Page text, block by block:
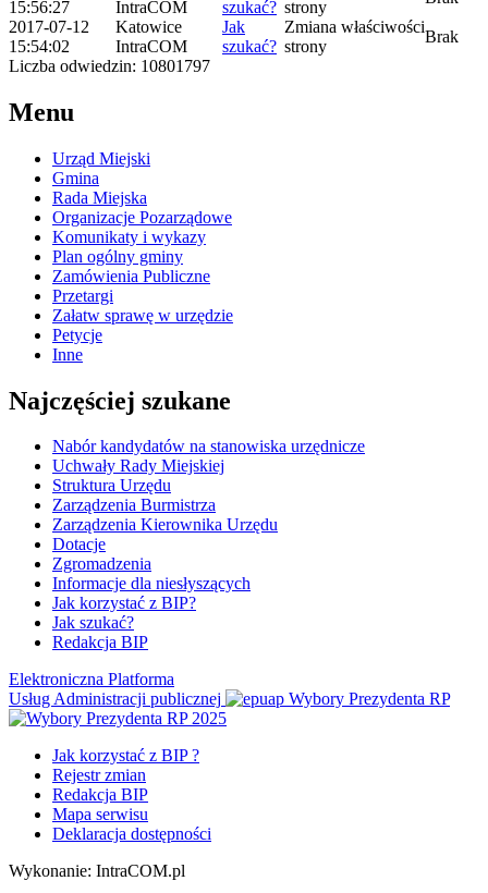
15:56:27
IntraCOM
szukać? strony
2017-07-12
15:54:02
Katowice
IntraCOM
Jak
szukać?
Zmiana właściwości
strony
Brak
Liczba odwiedzin: 10801797
Menu
Urząd Miejski
Gmina
Rada Miejska
Organizacje Pozarządowe
Komunikaty i wykazy
Plan ogólny gminy
Zamówienia Publiczne
Przetargi
Załatw sprawę w urzędzie
Petycje
Inne
Najczęściej szukane
Nabór kandydatów na stanowiska urzędnicze
Uchwały Rady Miejskiej
Struktura Urzędu
Zarządzenia Burmistrza
Zarządzenia Kierownika Urzędu
Dotacje
Zgromadzenia
Informacje dla niesłyszących
Jak korzystać z BIP?
Jak szukać?
Redakcja BIP
Elektroniczna Platforma
Usług Administracji publicznej
Wybory Prezydenta RP
Jak korzystać z BIP ?
Rejestr zmian
Redakcja BIP
Mapa serwisu
Deklaracja dostępności
Wykonanie: IntraCOM.pl